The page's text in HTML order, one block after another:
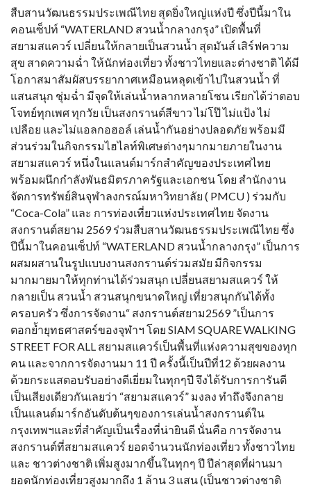
สืบสานวัฒนธรรมประเพณีไทย สุดยิ่งใหญ่แห่งปี ซึ่งปีนี้มาใน
คอนเซ็ปท์ “WATERLAND สวนน้ำกลางกรุง” เปิดพื้นที่
สยามสแควร์ เปลี่ยนให้กลายเป็นสวนน้ำ สุดมันส์ เสิร์ฟความ
สุข สาดความฉ่ำ ให้นักท่องเที่ยว ทั้งชาวไทยและต่างชาติ ได้มี
โอกาสมาสัมผัสบรรยากาศเหมือนหลุดเข้าไปในสวนน้ำ ที่
แสนสนุก ชุ่มฉ่ำ มีจุดให้เล่นน้ำหลากหลายโซน เรียกได้ว่าตอบ
โจทย์ทุกเพศ ทุกวัย เป็นสงกรานต์สีขาว ไม่โป๊ ไม่แป้ง ไม่
เปลือย และไม่แอลกอฮอล์ เล่นน้ำกันอย่างปลอดภัย พร้อมมี
ส่วนร่วมในกิจกรรมไฮไลท์พิเศษต่างๆมากมายภายในงาน
สยามสแควร์ หนึ่งในแลนด์มาร์กสำคัญของประเทศไทย
พร้อมผนึกกำลังพันธมิตรภาครัฐและเอกชน โดย สำนักงาน
จัดการทรัพย์สินจุฬาลงกรณ์มหาวิทยาลัย ( PMCU ) ร่วมกับ
“Coca-Cola” และ การท่องเที่ยวแห่งประเทศไทย จัดงาน
สงกรานต์สยาม 2569 ร่วมสืบสานวัฒนธรรมประเพณีไทย ซึ่ง
ปีนี้มาในคอนเซ็ปท์ “WATERLAND สวนน้ำกลางกรุง” เป็นการ
ผสมผสานในรูปแบบงานสงกรานต์ร่วมสมัย มีกิจกรรม
มากมายมาให้ทุกท่านได้ร่วมสนุก เปลี่ยนสยามสแควร์ ให้
กลายเป็น สวนน้ำ สวนสนุกขนาดใหญ่ เที่ยวสนุกกันได้ทั้ง
ครอบครัว ซึ่งการจัดงาน“ สงกรานต์สยาม2569 ”เป็นการ
ตอกย้ำยุทธศาสตร์ของจุฬาฯ โดย SIAM SQUARE WALKING
STREET FOR ALL สยามสแควร์เป็นพื้นที่แห่งความสุขของทุก
คน และจากการจัดงานมา 11 ปี ครั้งนี้เป็นปีที่12 ด้วยผลงาน
ด้วยกระแสตอบรับอย่างดีเยี่ยมในทุกๆปี จึงได้รับการการันตี
เป็นเสียงเดียวกันเลยว่า “สยามสแควร์” มงลง ทำถึงจึงกลาย
เป็นแลนด์มาร์กอันดับต้นๆของการเล่นน้ำสงกรานต์ใน
กรุงเทพฯและที่สำคัญเป็นเรื่องที่น่ายินดี นั่นคือ การจัดงาน
สงกรานต์ที่สยามสแควร์ ยอดจำนวนนักท่องเที่ยว ทั้งชาวไทย
และ ชาวต่างชาติ เพิ่มสูงมากขึ้นในทุกๆ ปี ปีล่าสุดที่ผ่านมา
ยอดนักท่องเที่ยวสูงมากถึง 1 ล้าน 3 แสน (เป็นชาวต่างชาติ